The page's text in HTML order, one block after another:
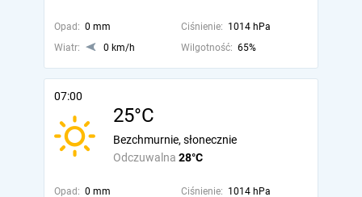
Opad: 0 mm Ciśnienie: 1014 hPa
Wiatr:
0 km/h Wilgotność: 65%
07:00
25°C
Odczuwalna 28°C
Bezchmurnie, słonecznie
Opad: 0 mm Ciśnienie: 1014 hPa